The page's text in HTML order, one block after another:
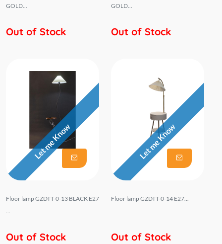
GOLD...
Out of Stock
GOLD...
Out of Stock
Let me Know
Floor lamp GZDTT-0-13 BLACK E27
Out of Stock
Let me Know
Floor lamp GZDTT-0-14 E27...
Out of Stock